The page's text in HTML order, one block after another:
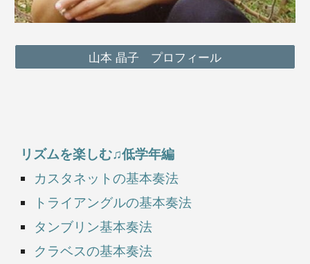
山本 晶子 プロフィール
リズムを楽しむ♫低学年編
カスタネットの基本奏法
トライアングルの基本奏法
タンブリン基本奏法
クラベスの基本奏法